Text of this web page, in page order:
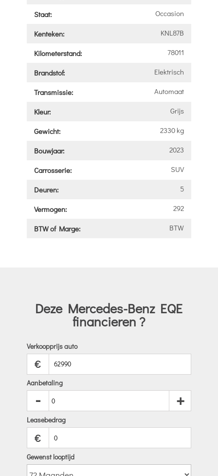
Staat: Occasion
Kenteken: KNL87B
Kilometerstand: 78011
Brandstof: Elektrisch
Transmissie: Automaat
Kleur: Grijs
Gewicht: 2330 kg
Bouwjaar: 2023
Carrosserie: SUV
Deuren: 5
Vermogen: 292
BTW of Marge: BTW
Deze Mercedes-Benz EQE
financieren ?
Verkoopprijs auto
€
Aanbetaling
- +
Leasebedrag
€
Gewenst looptijd